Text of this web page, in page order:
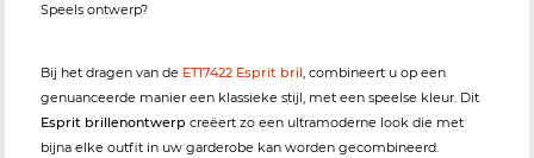
Speels ontwerp?
Bij het dragen van de ET17422 Esprit bril, combineert u op een
genuanceerde manier een klassieke stijl, met een speelse kleur. Dit
Esprit brillenontwerp creëert zo een ultramoderne look die met
bijna elke outfit in uw garderobe kan worden gecombineerd.